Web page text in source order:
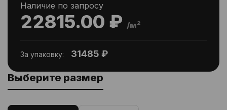
22815.00 ₽ /м²
Наличие по запросу
За упаковку: 31485 ₽
Выберите размер